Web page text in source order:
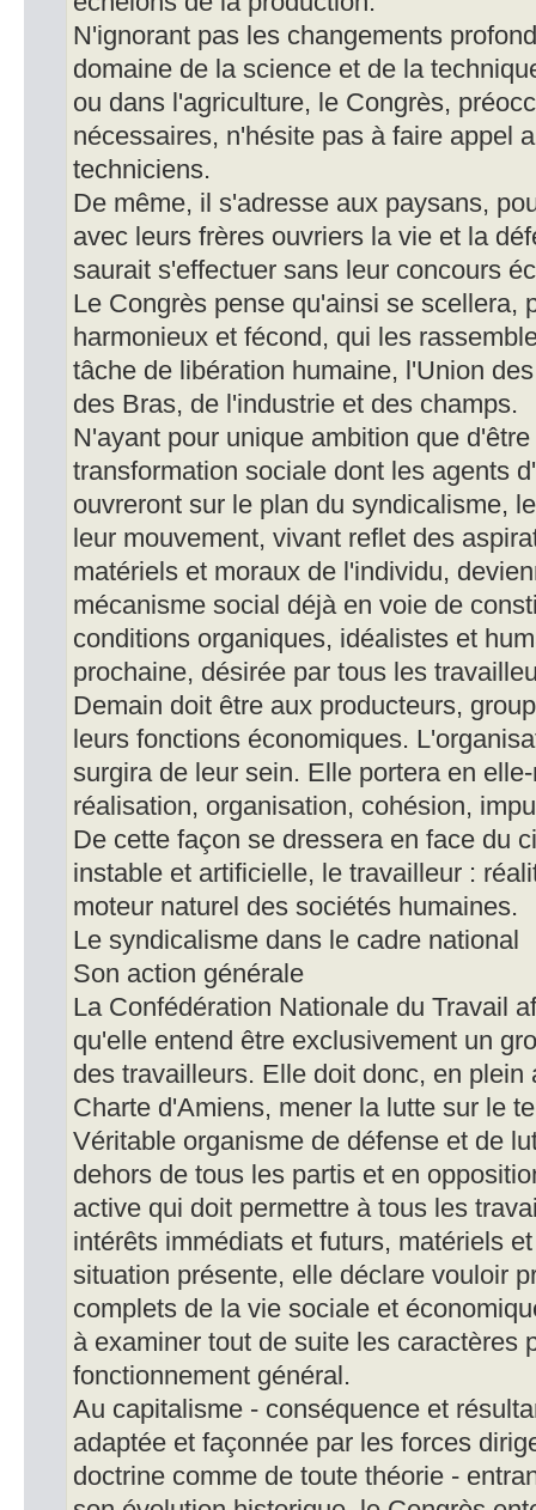
N'ignorant pas les changements
domaine de la science et de la
ou dans l'agriculture, le Congrès,
nécessaires, n'hésite pas à faire appel
techniciens.
De même, il s'adresse aux paysans,
avec leurs frères ouvriers la vie et la
saurait s'effectuer sans leur concours
Le Congrès pense qu'ainsi se scellera,
harmonieux et fécond, qui les
tâche de libération humaine, l'Union
des Bras, de l'industrie et des champs.
N'ayant pour unique ambition que
transformation sociale dont les agents
ouvreront sur le plan du syndicalisme,
leur mouvement, vivant reflet des
matériels et moraux de l'individu,
mécanisme social déjà en voie de
conditions organiques, idéalistes et
prochaine, désirée par tous les
Demain doit être aux producteurs,
leurs fonctions économiques.
surgira de leur sein. Elle portera en
réalisation, organisation, cohésion,
De cette façon se dressera en face du
instable et artificielle, le travailleur :
moteur naturel des sociétés humaines.
Le syndicalisme dans le cadre national
Son action générale
La Confédération Nationale du Travail
qu'elle entend être exclusivement un
des travailleurs. Elle doit donc, en
Charte d'Amiens, mener la lutte sur le
Véritable organisme de défense et de
dehors de tous les partis et en
active qui doit permettre à tous les
intérêts immédiats et futurs, matériels
situation présente, elle déclare vouloir
complets de la vie sociale et
à examiner tout de suite les caractères
fonctionnement général.
Au capitalisme - conséquence et
adaptée et façonnée par les forces
doctrine comme de toute théorie -